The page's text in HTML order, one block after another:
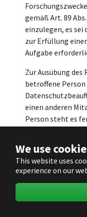
We use
This website uses
experience on our
gemäß Art. 89
einzulegen, es sei
zur Erfüllung
Aufgabe
Zur Ausübung des
betroffene
einen anderen
Person steht es
ungeachtet der
auszuüben, bei
h)